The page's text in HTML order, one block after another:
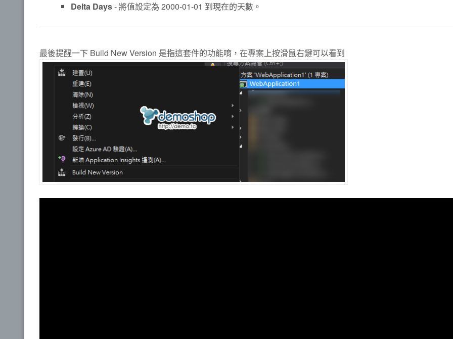
Delta Days- 將值設定為 2000-01-01 到現在的天數。
最後提醒一下 Build New Version 是指這套件的功能唷，在專案上按滑鼠右鍵可以看到